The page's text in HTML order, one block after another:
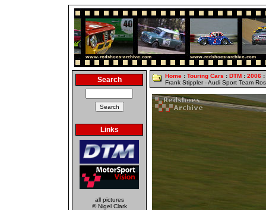
Search
Links
all pictures
© Nigel Clark
Home : Touring Cars : DTM : 2006
Frank Stippler - Audi Sport Team